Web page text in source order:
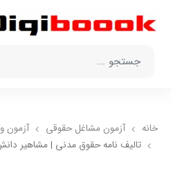
خانه آزمون مشاغل حقوقی آزمون
تالیف نامه حقوق مدنی | مشاهیر